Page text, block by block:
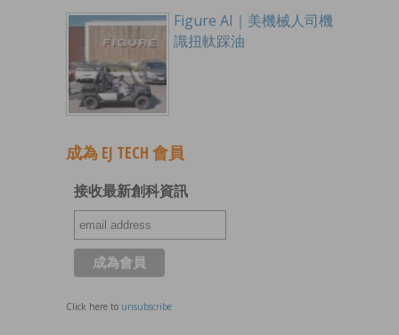
Figure AI｜美機械人司機
識扭軚踩油
成為 EJ TECH 會員
接收最新創科資訊
Click here to unsubscribe